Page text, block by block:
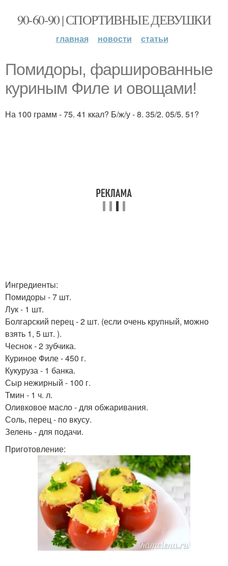
90-60-90 | СПОРТИВНЫЕ ДЕВУШКИ
главная новости статьи
Помидоры, фаршированные
куриным Филе и овощами!
На 100 грамм - 75. 41 ккал? Б/ж/у - 8. 35/2. 05/5. 51?
Ингредиенты:
Помидоры - 7 шт.
Лук - 1 шт.
Болгарский перец - 2 шт. (если очень крупный, можно
взять 1, 5 шт. ).
Чеснок - 2 зубчика.
Куриное Филе - 450 г.
Кукуруза - 1 банка.
Сыр нежирный - 100 г.
Тмин - 1 ч. л.
Оливковое масло - для обжаривания.
Соль, перец - по вкусу.
Зелень - для подачи.
Приготовление: